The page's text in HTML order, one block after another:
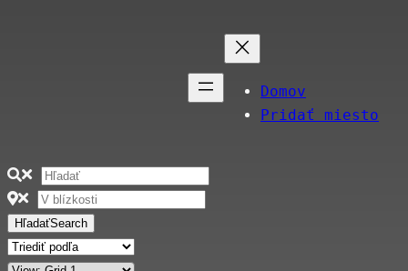
Domov
Pridať miesto
HľadaťSearch